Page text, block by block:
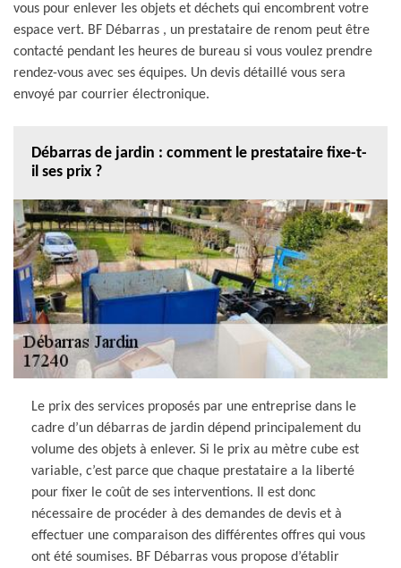
vous pour enlever les objets et déchets qui encombrent votre
espace vert. BF Débarras , un prestataire de renom peut être
contacté pendant les heures de bureau si vous voulez prendre
rendez-vous avec ses équipes. Un devis détaillé vous sera
envoyé par courrier électronique.
Débarras de jardin : comment le prestataire fixe-t-
il ses prix ?
Le prix des services proposés par une entreprise dans le
cadre d’un débarras de jardin dépend principalement du
volume des objets à enlever. Si le prix au mètre cube est
variable, c’est parce que chaque prestataire a la liberté
pour fixer le coût de ses interventions. Il est donc
nécessaire de procéder à des demandes de devis et à
effectuer une comparaison des différentes offres qui vous
ont été soumises. BF Débarras vous propose d’établir